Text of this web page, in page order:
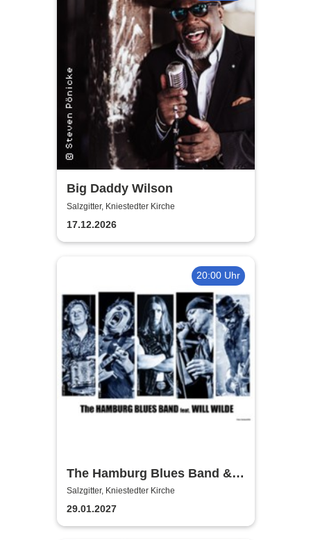
Big Daddy Wilson
Salzgitter, Kniestedter Kirche
17.12.2026
20:00 Uhr
The Hamburg Blues Band &
Friends
Salzgitter, Kniestedter Kirche
29.01.2027